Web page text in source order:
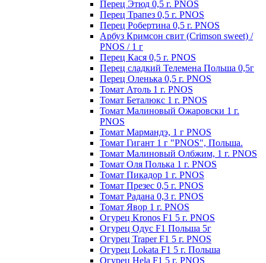
Перец Этюд 0,5 г. PNOS
Перец Трапез 0,5 г. PNOS
Перец Робертина 0,5 г. PNOS
Арбуз Кримсон свит (Crimson sweet) /
PNOS / 1 г
Перец Кася 0,5 г. PNOS
Перец сладкий Телемена Польша 0,5г
Перец Оленька 0,5 г. PNOS
Томат Атоль 1 г. PNOS
Томат Беталюкс 1 г. PNOS
Томат Малиновый Ожаровски 1 г.
PNOS
Томат Мармандэ, 1 г PNOS
Томат Гигант 1 г "PNOS", Польша.
Томат Малиновый Олбжим, 1 г. PNOS
Томат Оля Полька 1 г. PNOS
Томат Пикадор 1 г. PNOS
Томат Презес 0,5 г. PNOS
Toмaт Рaдaнa 0,3 г. PNOS
Томат Явор 1 г. PNOS
Огурец Kronos F1 5 г. PNOS
Огурец Одус F1 Польша 5г
Огурец Traper F1 5 г. PNOS
Огурец Lokata F1 5 г. Польша
Огурец Hela F1 5 г. PNOS